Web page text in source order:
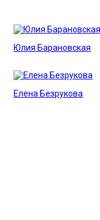
Юлия Барановская
Елена Безрукова